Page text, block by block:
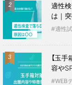
2
適性
は｜
紹介
適性
3
【玉手
容や
WEB